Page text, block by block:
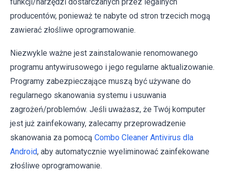
funkcji/narzędzi dostarczanych przez legalnych
producentów, ponieważ te nabyte od stron trzecich mogą
zawierać złośliwe oprogramowanie.
Niezwykle ważne jest zainstalowanie renomowanego
programu antywirusowego i jego regularne aktualizowanie.
Programy zabezpieczające muszą być używane do
regularnego skanowania systemu i usuwania
zagrożeń/problemów. Jeśli uważasz, że Twój komputer
jest już zainfekowany, zalecamy przeprowadzenie
skanowania za pomocą Combo Cleaner Antivirus dla
Android, aby automatycznie wyeliminować zainfekowane
złośliwe oprogramowanie.